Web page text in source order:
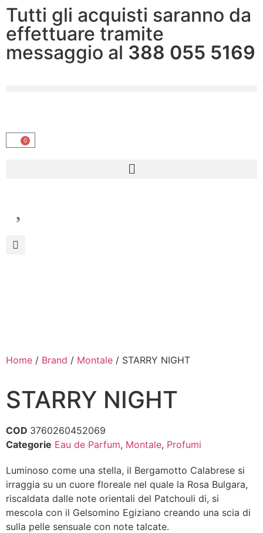
Tutti gli acquisti saranno da
effettuare tramite
messaggio al 388 055 5169
0
Home / Brand / Montale / STARRY NIGHT
STARRY NIGHT
COD 3760260452069
Categorie Eau de Parfum, Montale, Profumi
Luminoso come una stella, il Bergamotto Calabrese si
irraggia su un cuore floreale nel quale la Rosa Bulgara,
riscaldata dalle note orientali del Patchouli di, si
mescola con il Gelsomino Egiziano creando una scia di
sulla pelle sensuale con note talcate.